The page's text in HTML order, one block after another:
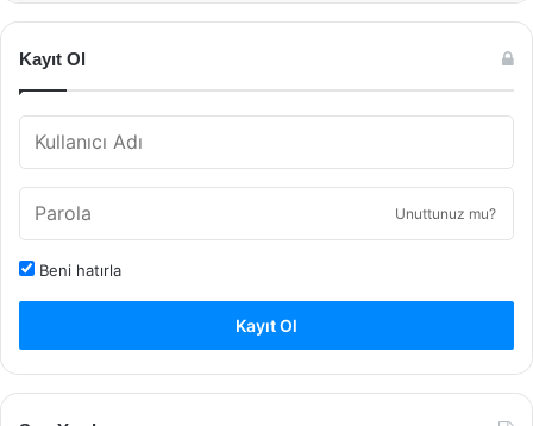
Kayıt Ol
Unuttunuz mu?
Beni hatırla
Kayıt Ol